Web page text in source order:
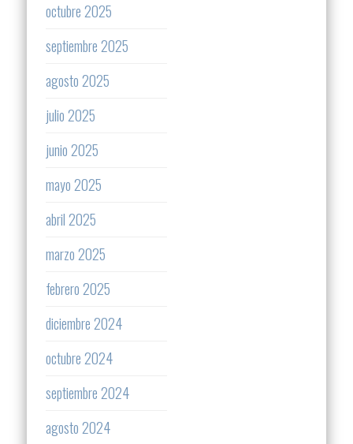
octubre 2025
septiembre 2025
agosto 2025
julio 2025
junio 2025
mayo 2025
abril 2025
marzo 2025
febrero 2025
diciembre 2024
octubre 2024
septiembre 2024
agosto 2024